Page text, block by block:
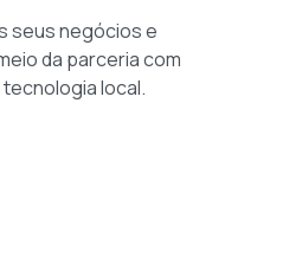
seus negócios e
da parceria com
local.